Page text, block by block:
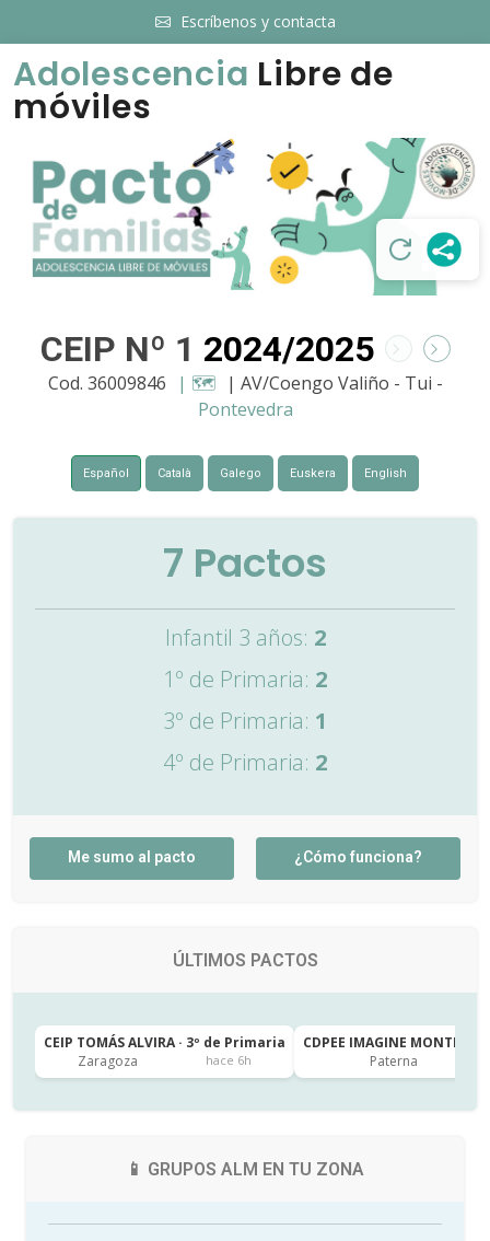
Escríbenos y contacta
Adolescencia Libre de
móviles
CEIP Nº 1 2024/2025
Cod. 36009846 | 🗺️ | AV/Coengo Valiño - Tui -
Pontevedra
Español Català Galego Euskera English
7 Pactos
Infantil 3 años: 2
1º de Primaria: 2
3º de Primaria: 1
4º de Primaria: 2
Me sumo al pacto ¿Cómo funciona?
ÚLTIMOS PACTOS
CEIP TOMÁS ALVIRA · 3º de Primaria
Zaragoza
hace 6h
CDPEE IMAGINE
Paterna
📱 GRUPOS ALM EN TU ZONA